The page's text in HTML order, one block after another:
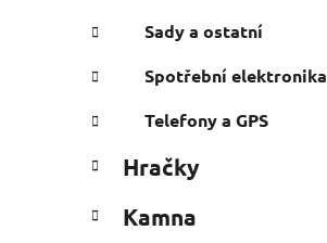
Sady a ostatní
Spotřební elektronika
Telefony a GPS
Hračky
Kamna